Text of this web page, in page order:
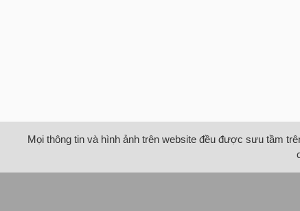
Mọi thông tin và hình ảnh trên website đều được sưu tầm